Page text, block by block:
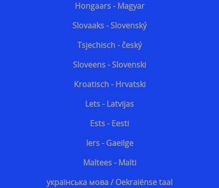
Hongaars - Magyar
Slovaaks - Slovenský
Tsjechisch - český
Sloveens - Slovenski
Kroatisch - Hrvatski
Lets - Latvijas
Ests - Eesti
Iers - Gaeilge
Maltees - Malti
українська мова / Oekraiënse taal